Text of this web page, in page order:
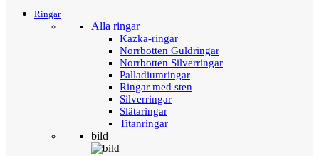
Ringar
Alla ringar
Kazka-ringar
Norrbotten Guldringar
Norrbotten Silverringar
Palladiumringar
Ringar med sten
Silverringar
Slätaringar
Titanringar
bild